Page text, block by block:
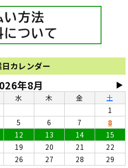
カレンダー
▶
年8月
水 木 金
土
1
5 6 7
8
12 13 14
15
19 20 21
22
26 27 28
29